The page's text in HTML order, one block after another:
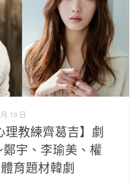
19 日
理教練齊葛吉】劇
宇、李瑜美、權
育題材韓劇